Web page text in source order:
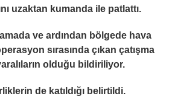
uzaktan kumanda ile patlattı.
ve ardından bölgede hava
sırasında çıkan çatışma
olduğu bildiriliyor.
de katıldığı belirtildi.